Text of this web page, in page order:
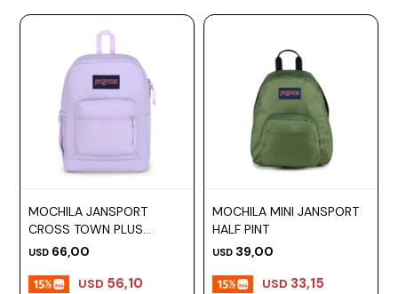
MOCHILA JANSPORT
CROSS TOWN PLUS
PASTEL LILAC
USD 66,00
USD 56,10
MOCHILA MINI JANSPORT
HALF PINT
USD 39,00
USD 33,15